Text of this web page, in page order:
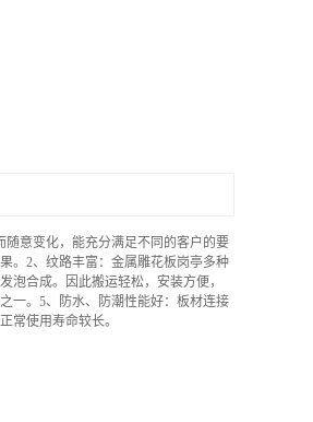
意变化，能充分满足不同的客户的要
。2、纹路丰富：金属雕花板岗亭多种
泡合成。因此搬运轻松，安装方便，
一。5、防水、防潮性能好：板材连接
常使用寿命较长。